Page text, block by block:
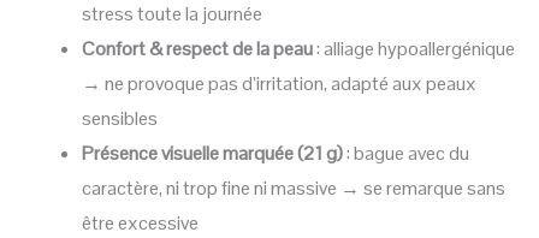
stress toute la journée
Confort & respect de la peau: alliage hypoallergénique
→ ne provoque pas d’irritation, adapté aux peaux
sensibles
Présence visuelle marquée (21 g): bague avec du
caractère, ni trop fine ni massive → se remarque sans
être excessive